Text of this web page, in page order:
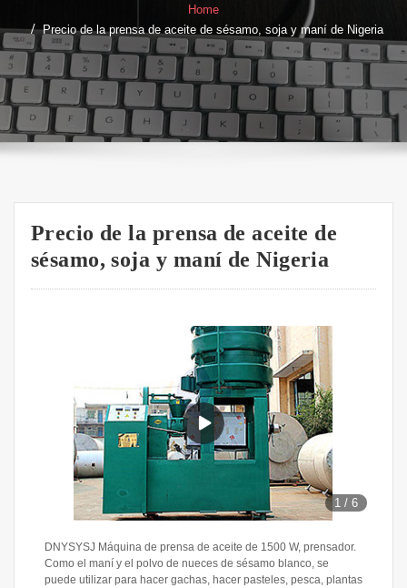
Home
Precio de la prensa de aceite de sésamo, soja y maní de Nigeria
Precio de la prensa de aceite de
sésamo, soja y maní de Nigeria
1 /6
DNYSYSJ Máquina de prensa de aceite de 1500 W, prensador.
Como el maní y el polvo de nueces de sésamo blanco, se
puede utilizar para hacer gachas, hacer pasteles, pesca, plantas